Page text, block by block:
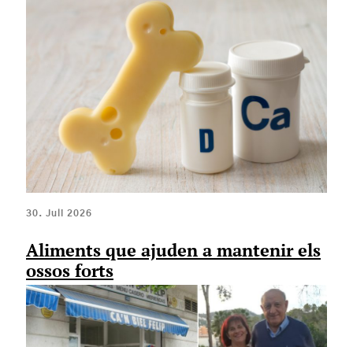
30. Juli 2026
Aliments que ajuden a mantenir els
ossos forts